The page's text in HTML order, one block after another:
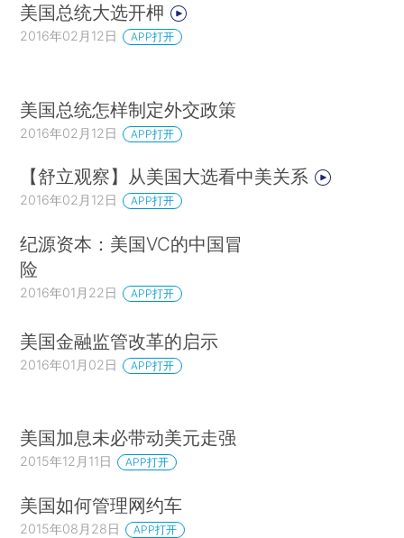
美国总统大选开柙
2016年02月12日 APP打开
美国总统怎样制定外交政策
2016年02月12日 APP打开
【舒立观察】从美国大选看中美关系
2016年02月12日 APP打开
纪源资本：美国VC的中国冒
险
2016年01月22日 APP打开
美国金融监管改革的启示
2016年01月02日 APP打开
美国加息未必带动美元走强
2015年12月11日 APP打开
美国如何管理网约车
2015年08月28日 APP打开